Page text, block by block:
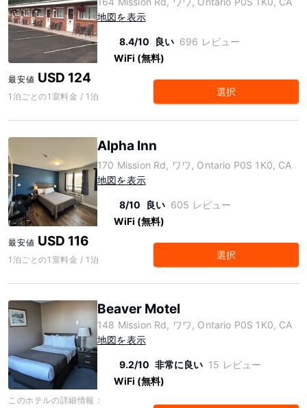
地図を表示
8.4/10 良い 696 レビュー
WiFi (無料)
最安値 USD 124
1泊ごとの1室料金 / 1泊 選択
Alpha Inn
170 Mission Rd, ワワ, Ontario P0S 1K0, CA
地図を表示
8/10 良い 605 レビュー
WiFi (無料)
最安値 USD 116
1泊ごとの1室料金 / 1泊 選択
Beaver Motel
148 Mission Rd, ワワ, Ontario P0S 1K0, CA
地図を表示
9.2/10 非常に良い 15 レビュー
WiFi (無料)
このホテルの詳細情報：